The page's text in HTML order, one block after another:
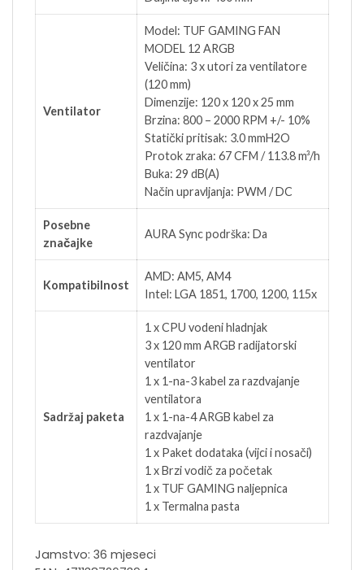
Ventilator
Model: TUF GAMING FAN
MODEL 12 ARGB
Veličina: 3 x utori za ventilatore
(120 mm)
Dimenzije: 120 x 120 x 25 mm
Brzina: 800 – 2000 RPM +/- 10%
Statički pritisak: 3.0 mmH2O
Protok zraka: 67 CFM / 113.8 m³/h
Buka: 29 dB(A)
Način upravljanja: PWM / DC
Posebne
značajke
AURA Sync podrška: Da
Kompatibilnost
AMD: AM5, AM4
Intel: LGA 1851, 1700, 1200, 115x
Sadržaj paketa
1 x CPU vodeni hladnjak
3 x 120 mm ARGB radijatorski
ventilator
1 x 1-na-3 kabel za razdvajanje
ventilatora
1 x 1-na-4 ARGB kabel za
razdvajanje
1 x Paket dodataka (vijci i nosači)
1 x Brzi vodič za početak
1 x TUF GAMING naljepnica
1 x Termalna pasta
Jamstvo: 36 mjeseci